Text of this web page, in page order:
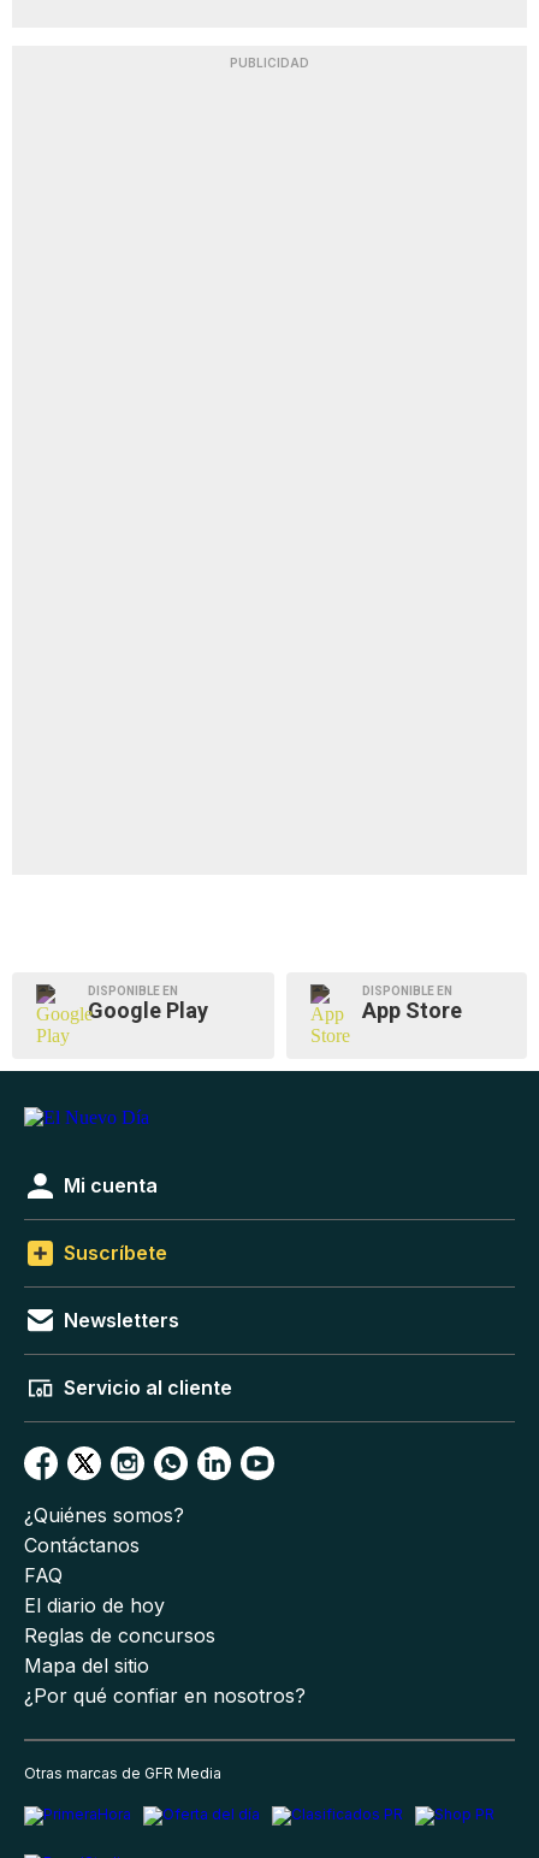
PUBLICIDAD
DISPONIBLE EN
Google Play
DISPONIBLE EN
App Store
Mi cuenta
Suscríbete
Newsletters
Servicio al cliente
¿Quiénes somos?
Contáctanos
FAQ
El diario de hoy
Reglas de concursos
Mapa del sitio
¿Por qué confiar en nosotros?
Otras marcas de GFR Media